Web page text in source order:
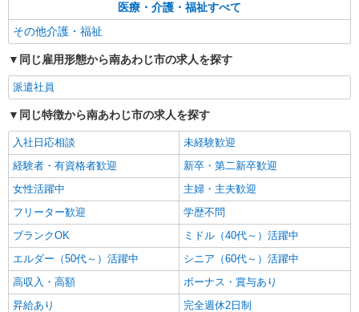
医療・介護・福祉すべて
その他介護・福祉
同じ雇用形態から南あわじ市の求人を探す
派遣社員
同じ特徴から南あわじ市の求人を探す
入社日応相談
未経験歓迎
経験者・有資格者歓迎
新卒・第二新卒歓迎
女性活躍中
主婦・主夫歓迎
フリーター歓迎
学歴不問
ブランクOK
ミドル（40代～）活躍中
エルダー（50代～）活躍中
シニア（60代～）活躍中
高収入・高額
ボーナス・賞与あり
昇給あり
完全週休2日制